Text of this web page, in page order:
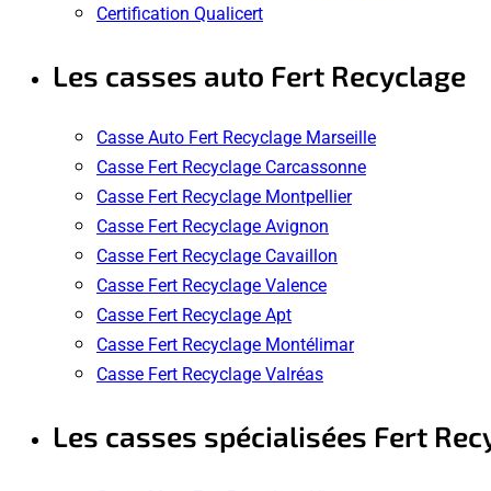
Certification Qualicert
Les casses auto Fert Recyclage
Casse Auto Fert Recyclage Marseille
Casse Fert Recyclage Carcassonne
Casse Fert Recyclage Montpellier
Casse Fert Recyclage Avignon
Casse Fert Recyclage Cavaillon
Casse Fert Recyclage Valence
Casse Fert Recyclage Apt
Casse Fert Recyclage Montélimar
Casse Fert Recyclage Valréas
Les casses spécialisées Fert